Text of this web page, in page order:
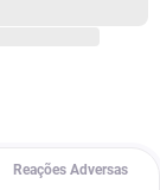
Reações Adversas